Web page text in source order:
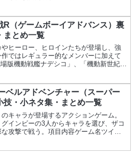
R（ゲームボーイアドバンス）裏
まとめ一覧
ヒーロー、ヒロインたちが登場し、強
ではレギュラー的なメンバーに加えて
版機動戦艦ナデシコ」、「機動新世紀ガ
ベルアドベンチャー（スーパー
技・小ネタ集・まとめ一覧
キャラが登場するアクションゲーム。
インビーの3人からキャラを選び、ザコ
攻撃で戦う。項目内容ゲーム名ツイン